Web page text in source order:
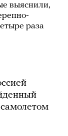
выяснили,
раза